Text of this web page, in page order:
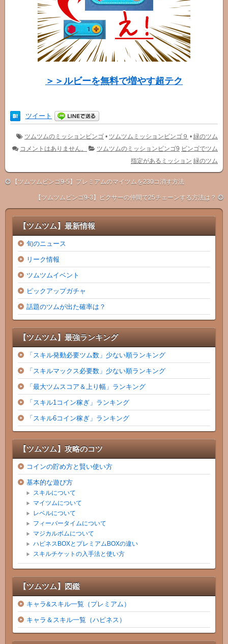
＞＞ルビーを無料で増やす超テク
ツイート
ツムツムのミッションビンゴ • ツムツムミッションビンゴ９ • 緑のツム
コメントはありません。
ツムツムのミッションビンゴ9 ビンゴでツム
指定があるミッション 緑のツム
【ツムツムビンゴ9-5】プレミアムのマイツムを230コ消す方法
【ツムツムビンゴ9-3】ピクサーの仲間で25チェーンする方法は？
【ツムツム】最新情報
旬のニュース
リーク情報
ツムツムイベント
ピックアップガチャ
話題のツムが出た確率は？
【ツムツム】最強ランキング
「スキル発動必要ツム数」少ない順ランキング
「スキルマックス必要数」少ない順ランキング
「最大ツムスコア＆上り幅」ランキング
「スキル1コイン稼ぎ」ランキング
「スキル6コイン稼ぎ」ランキング
【ツムツム】攻略のコツ
コインの貯め方と賢い使い方
基本的な遊び方
スキルについて
マイツムについて
レベルについて
フィーバータイムについて
マジカルボムについて
ハピネスBOXとプレミアムBOXの違い
スキルチケットの入手法と使い方
【ツムツム】図鑑
キャラ&スキル一覧（プレミアム）
キャラ＆スキル一覧（ハピネス）